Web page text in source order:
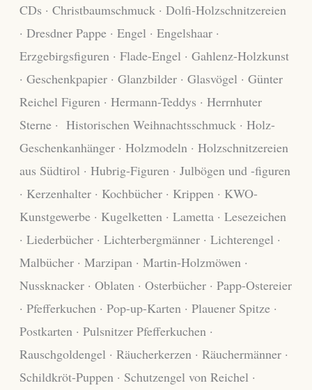
CDs · Christbaumschmuck · Dolﬁ-Holzschnitzereien
· Dresdner Pappe · Engel · Engelshaar ·
Erzgebirgsﬁguren · Flade-Engel · Gahlenz-Holzkunst
· Geschenkpapier · Glanzbilder · Glasvögel · Günter
Reichel Figuren · Hermann-Teddys · Herrnhuter
Sterne · Historischen Weihnachtsschmuck · Holz-
Geschenkanhänger · Holzmodeln · Holzschnitzereien
aus Südtirol · Hubrig-Figuren · Julbögen und -ﬁguren
· Kerzenhalter · Kochbücher · Krippen · KWO-
Kunstgewerbe · Kugelketten · Lametta · Lesezeichen
· Liederbücher · Lichterbergmänner · Lichterengel ·
Malbücher · Marzipan · Martin-Holzmöwen ·
Nussknacker · Oblaten · Osterbücher · Papp-Ostereier
· Pfefferkuchen · Pop-up-Karten · Plauener Spitze ·
Postkarten · Pulsnitzer Pfefferkuchen ·
Rauschgoldengel · Räucherkerzen · Räuchermänner ·
Schildkröt-Puppen · Schutzengel von Reichel ·